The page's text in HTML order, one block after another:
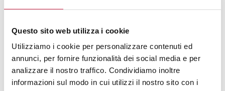
Questo sito web utilizza i cookie
Utilizziamo i cookie per personalizzare contenuti ed
annunci, per fornire funzionalità dei social media e per
analizzare il nostro traffico. Condividiamo inoltre
informazioni sul modo in cui utilizzi il nostro sito con i
Come Posso Utilizzare I Servizi Offerti
Dall’ospedale Bollino Rosa?